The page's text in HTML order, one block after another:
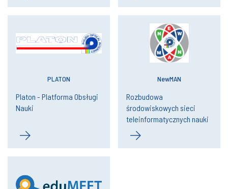
PLATON
Platon - Platforma Obsługi
Nauki
NewMAN
Rozbudowa
środowiskowych sieci
teleinformatycznych nauki